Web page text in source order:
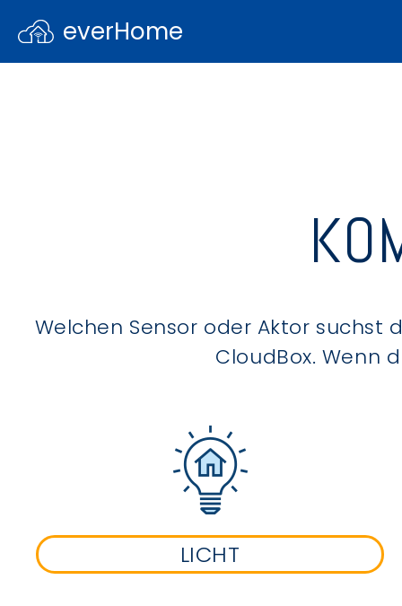
everHome
Welchen Sensor oder Aktor
CloudBox. Wenn
LICHT